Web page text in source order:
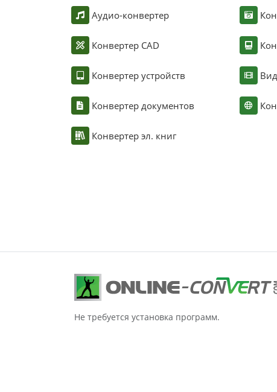
Аудио-конвертер
Конвертер CAD
Конвертер устройств
Конвертер документов
Конвертер эл. книг
Не требуется установка программ.